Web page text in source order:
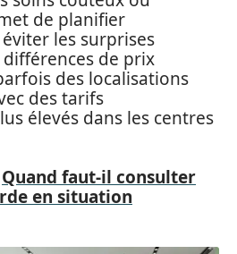
de planifier
les surprises
de prix
des localisations
des tarifs
élevés dans les centres
Quand faut-il consulter
en situation